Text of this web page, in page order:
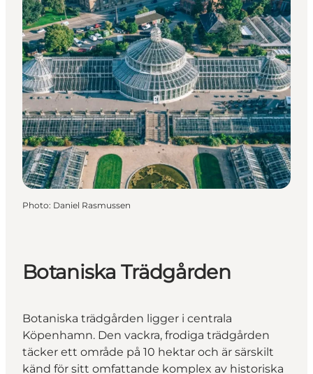
Photo: Daniel Rasmussen
Botaniska Trädgården
Botaniska trädgården ligger i centrala
Köpenhamn. Den vackra, frodiga trädgården
täcker ett område på 10 hektar och är särskilt
känd för sitt omfattande komplex av historiska